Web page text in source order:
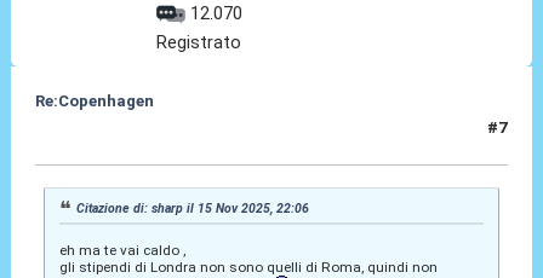
12.070
Registrato
Re:Copenhagen
#7
Citazione di: sharp il 15 Nov 2025, 22:06
eh ma te vai caldo ,
gli stipendi di Londra non sono quelli di Roma, quindi non